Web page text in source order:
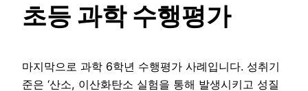
초등 과학 수행평가
마지막으로 과학 6학년 수행평가 사례입니다. 성취기
준은 ‘산소, 이산화탄소 실험을 통해 발생시키고 성질